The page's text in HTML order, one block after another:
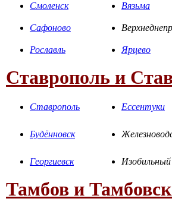
Смоленск Вязьма
Сафоново
Рославль Ярцево
Ставрополь и
Ставрополь Ессентуки
Будённовск
Георгиевск Изобильный
Тамбов и